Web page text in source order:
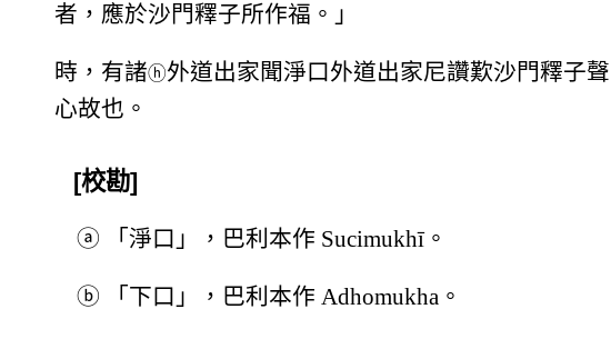
者，應於沙門釋子所作福。」
時，有諸ⓗ外道出家聞淨口外道出家尼讚歎沙門釋子
心故也。
[校勘]
ⓐ 「淨口」，巴利本作 Sucimukhī。
ⓑ 「下口」，巴利本作 Adhomukha。